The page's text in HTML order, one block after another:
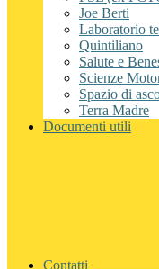
Joe Berti
Laboratorio
Quintiliano
Salute e
Scienze
Spazio di
Terra Madre
Documenti utili
Contatti